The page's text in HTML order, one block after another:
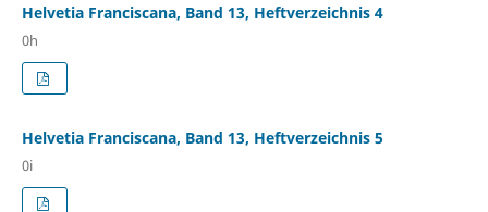
Helvetia Franciscana, Band 13, Heftverzeichnis 4
0h
Helvetia Franciscana, Band 13, Heftverzeichnis 5
0i